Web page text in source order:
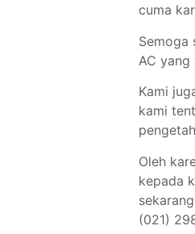
cuma
Semoga
AC
Kami
kami
Oleh
kepada
(021)